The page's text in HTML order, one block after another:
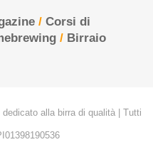
/ Corsi di
/ Birraio
alla birra di qualità | Tutti